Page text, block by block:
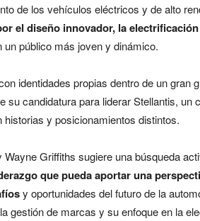
de los vehículos eléctricos y de alto
el diseño innovador, la electrificación
público más joven y dinámico.
identidades propias dentro de un gran
su candidatura para liderar Stellantis, un
y posicionamientos distintos.
Griffiths sugiere una búsqueda
que pueda aportar una
y oportunidades del futuro de la
gestión de marcas y su enfoque en la